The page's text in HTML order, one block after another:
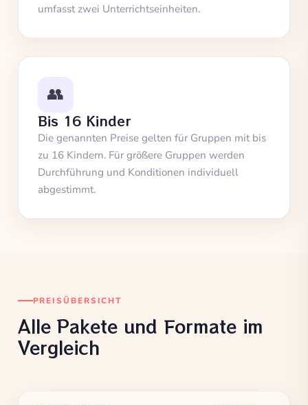
umfasst zwei Unterrichtseinheiten.
👥
Bis 16 Kinder
Die genannten Preise gelten für Gruppen mit bis
zu 16 Kindern. Für größere Gruppen werden
Durchführung und Konditionen individuell
abgestimmt.
PREISÜBERSICHT
Alle Pakete und Formate im
Vergleich